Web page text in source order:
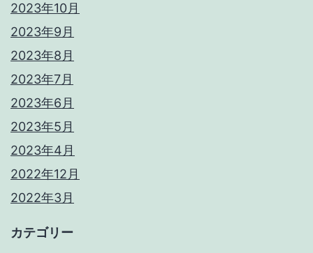
2023年10月
2023年9月
2023年8月
2023年7月
2023年6月
2023年5月
2023年4月
2022年12月
2022年3月
カテゴリー